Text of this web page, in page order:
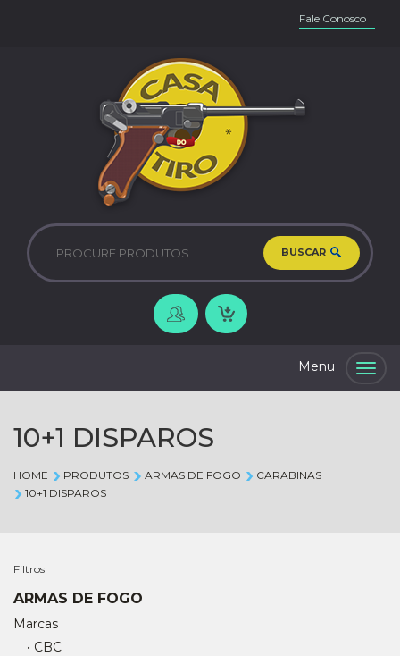
Fale Conosco
BUSCAR
10+1 DISPAROS
HOME PRODUTOS ARMAS DE FOGO
CARABINAS
10+1 DISPAROS
Filtros
ARMAS DE FOGO
Marcas
• CBC